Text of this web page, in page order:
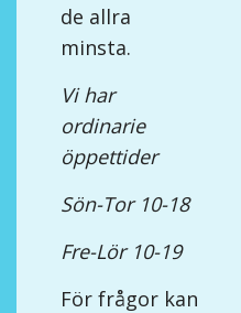
de allra
minsta.
Vi har
ordinarie
öppettider
Sön-Tor 10-18
Fre-Lör 10-19
För frågor kan